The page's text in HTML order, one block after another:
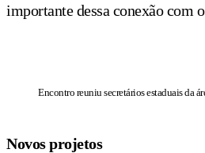
importante dessa conexão com
Encontro reuniu secretários estaduais da
Novos projetos